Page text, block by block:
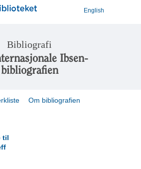
English
Bibliografi
Ibsen-
bibliografien
Om bibliografien
til